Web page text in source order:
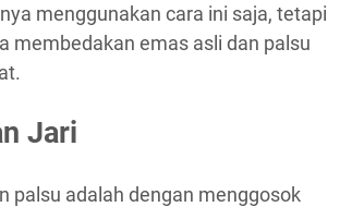
menggunakan cara ini saja, tetapi
membedakan emas asli dan palsu
Jari
palsu adalah dengan menggosok